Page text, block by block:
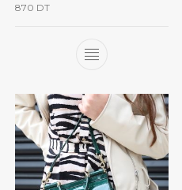
870 DT